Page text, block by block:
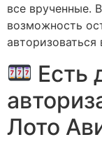
все врученные.
возможность
Есть
Лото